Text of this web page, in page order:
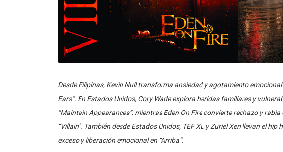
Desde Filipinas, Kevin Null transforma ansiedad y agotamiento
Ears”. En Estados Unidos, Cory Wade explora heridas familiares y
“Maintain Appearances”, mientras Eden On Fire convierte rechazo y
“Villain”. También desde Estados Unidos, TEF XL y Zuriel Xen llevan el
exceso y liberación emocional en “Arriba”.